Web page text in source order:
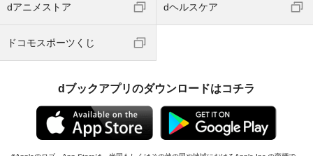
dアニメストア dヘルスケア
ドコモスポーツくじ
dブックアプリのダウンロードはコチラ